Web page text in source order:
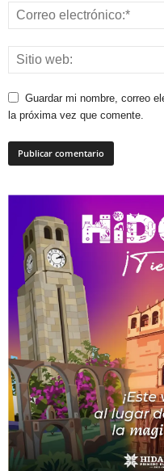
Guardar mi nombre, correo
la próxima vez que comente.